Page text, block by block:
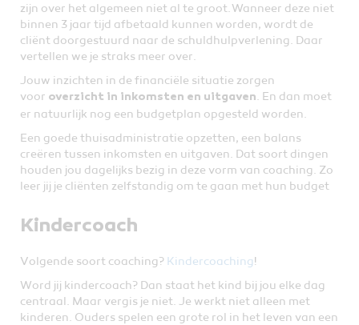
zijn over het algemeen niet al te groot. Wanneer deze niet
binnen 3 jaar tijd afbetaald kunnen worden, wordt de
cliënt doorgestuurd naar de schuldhulpverlening. Daar
vertellen we je straks meer over.
Jouw inzichten in de financiële situatie zorgen
voor overzicht in inkomsten en uitgaven. En dan moet
er natuurlijk nog een budgetplan opgesteld worden.
Een goede thuisadministratie opzetten, een balans
creëren tussen inkomsten en uitgaven. Dat soort dingen
houden jou dagelijks bezig in deze vorm van coaching. Zo
leer jij je cliënten zelfstandig om te gaan met hun budget
Kindercoach
Volgende soort coaching? Kindercoaching!
Word jij kindercoach? Dan staat het kind bij jou elke dag
centraal. Maar vergis je niet. Je werkt niet alleen met
kinderen. Ouders spelen een grote rol in het leven van een